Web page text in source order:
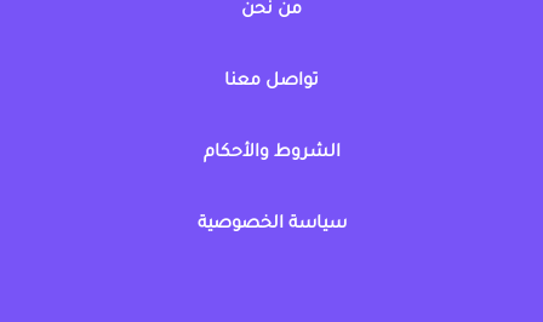
من نحن
تواصل معنا
الشروط والأحكام
سياسة الخصوصية